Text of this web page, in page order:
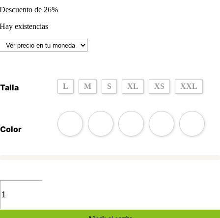
era:
Descuento de 26%
Hay existencias
Talla L M S XL XS XXL
Color